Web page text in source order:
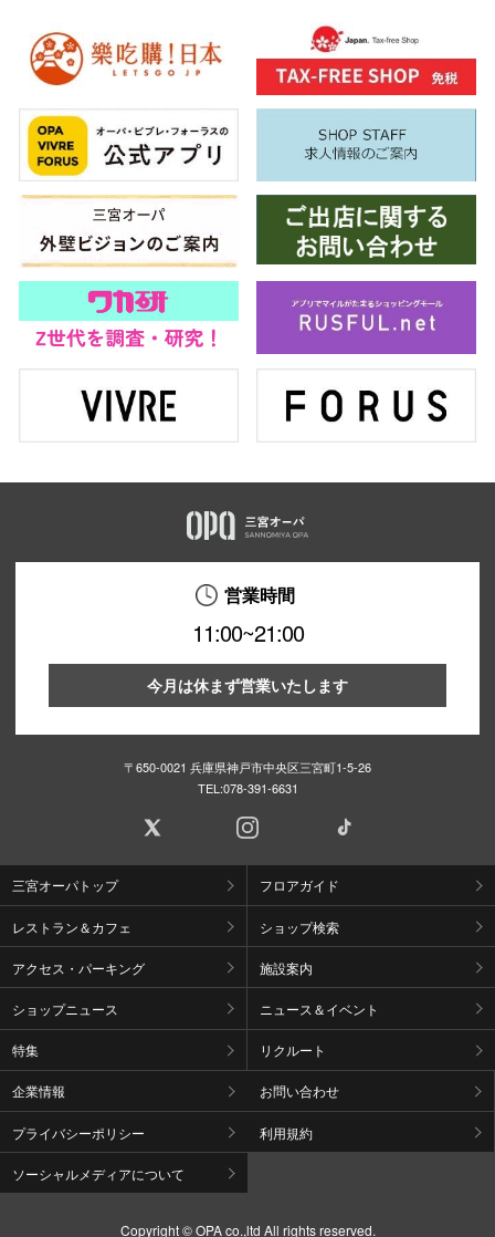
営業時間
11:00~21:00
今月は休まず営業いたします
〒650-0021 兵庫県神戸市中央区三宮町1-5-26
TEL:078-391-6631
三宮オーパトップ フロアガイド
レストラン＆カフェ ショップ検索
アクセス・パーキング 施設案内
ショップニュース ニュース＆イベント
特集 リクルート
企業情報 お問い合わせ
プライバシーポリシー 利用規約
ソーシャルメディアについて
Copyright © OPA co.,ltd All rights reserved.